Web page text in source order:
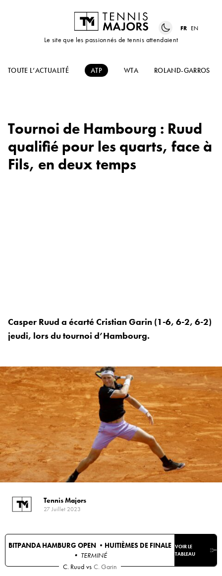
Le site que les passionnés de tennis attendaient
FR EN
TOUTE L’ACTUALITÉ ATP WTA ROLAND-GARROS
Tournoi de Hambourg : Ruud
qualifié pour les quarts, face à
Fils, en deux temps
Casper Ruud a écarté Cristian Garin (1-6, 6-2, 6-2)
jeudi, lors du tournoi d’Hambourg.
Tennis Majors
27 Juillet 2023
BITPANDA HAMBURG OPEN • HUITIÈMES DE FINALE
• TERMINÉ
VOIR LE
TABLEAU
C. Ruud vs C. Garin